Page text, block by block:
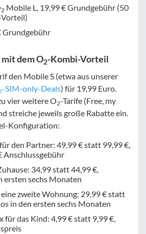
2 Mobile L, 19,99 € Grundgebühr (50
Grundgebühr
dem O2-Kombi-Vorteil
den Mobile S (etwa aus unserer
-SIM-only-Deals) für 19,99 Euro.
vier weitere O2-Tarife (Free, my
streiche jeweils große Rabatte ein.
Konfiguration:
den Partner: 49,99 € statt 99,99 €,
Anschlussgebühr
34,99 statt 44,99 €,
ersten sechs Monaten
zweite Wohnung: 29,99 € statt
in den ersten sechs Monaten
für das Kind: 4,99 € statt 9,99 €,